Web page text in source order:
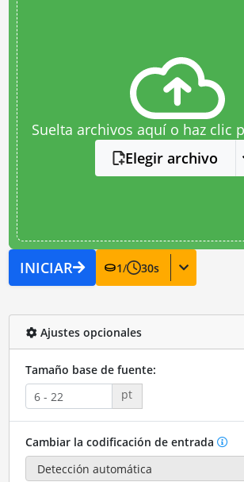
Suelta archivos aquí o haz clic
Elegir archivo
INICIAR 1/ 30s
Ajustes opcionales
Tamaño base de fuente:
pt
Cambiar la codificación de entrada